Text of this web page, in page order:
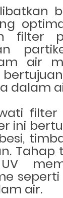
filter
air
dalam
ini
air.